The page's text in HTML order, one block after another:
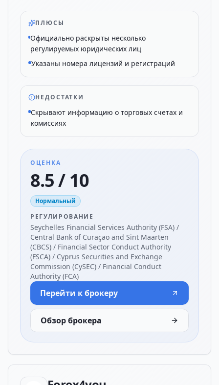
ПЛЮСЫ
Официально раскрыты несколько
регулируемых юридических лиц
Указаны номера лицензий и регистраций
НЕДОСТАТКИ
Скрывают информацию о торговых счетах и
комиссиях
ОЦЕНКА
8.5 / 10
Нормальный
РЕГУЛИРОВАНИЕ
Seychelles Financial Services Authority (FSA) /
Central Bank of Curaçao and Sint Maarten
(CBCS) / Financial Sector Conduct Authority
(FSCA) / Cyprus Securities and Exchange
Commission (CySEC) / Financial Conduct
Authority (FCA)
Перейти к брокеру
Обзор брокера